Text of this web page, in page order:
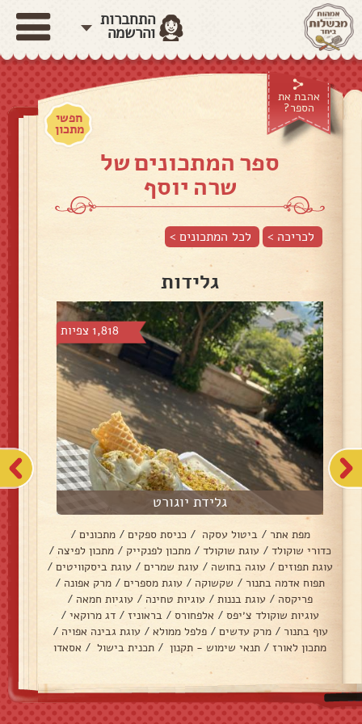
התחברות
והרשמה
אהבת את
הספר?
חפשי
מתכון
ספר המתכונים של
שרה יוסף
לכריכה > לכל המתכונים >
גלידות
1,818 צפיות
גלידת יוגורט
מפת אתר / ביטול עסקה / כניסת ספקים / מתכונים /
כדורי שוקולד / עוגת שוקולד / מתכון לפנקייק / מתכון לפיצה /
עוגת תפוזים / עוגה בחושה / עוגת שמרים / עוגת ביסקוויטים /
תפוח אדמה בתנור / שקשוקה / עוגת מספרים / מרק אפונה /
פריקסה / עוגת בננות / עוגיות טחינה / עוגיות חמאה /
עוגיות שוקולד צ׳יפס / אלפחורס / בראוניז / דג מרוקאי /
עוף בתנור / מרק עדשים / פלפל ממולא / עוגת גבינה אפויה /
מתכון לאורז / תנאי שימוש - תקנון / תכנית בישול / אסאדו